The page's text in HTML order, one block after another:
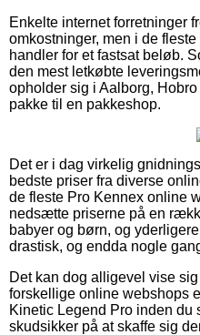
Enkelte internet forretninger
omkostninger, men i de
handler for et fastsat beløb.
den mest letkøbte
opholder sig i Aalborg,
pakke til en pakkeshop.
Det er i dag virkelig
bedste priser fra diverse
de fleste Pro Kennex online
nedsætte priserne på en
babyer og børn, og
drastisk, og endda nogle
Det kan dog alligevel vise
forskellige online webshops
Kinetic Legend Pro inden du
skudsikker på at skaffe sig